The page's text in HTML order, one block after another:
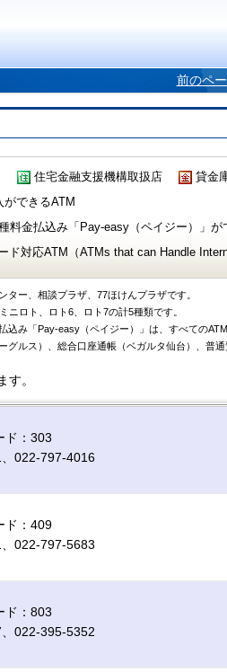
前のペ
住宅金融支援機構取扱店
貸金
ができるATM
料金払込み「Pay-easy（ペイジー）」が
ド対応ATM（ATMs that can Handle
ター、相談プラザ、77ほけんプラザです。
ニロト、ロト6、ロト7の計5種類です。
込み「Pay-easy（ペイジー）」は、すべての
グルス）、総合口座通帳（ベガルタ仙台）、普通
す。
：303
022-797-4016
：409
022-797-5683
：803
022-395-5352